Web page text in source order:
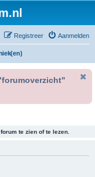
Aanmelden
Registreer
te zien of te lezen.